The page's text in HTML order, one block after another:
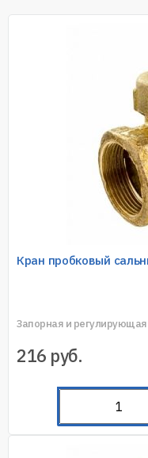
Кран пробковый
Запорная и
216 руб.